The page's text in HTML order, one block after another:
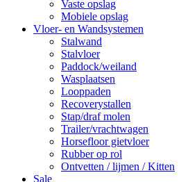
Vaste opslag
Mobiele opslag
Vloer- en Wandsystemen
Stalwand
Stalvloer
Paddock/weiland
Wasplaatsen
Looppaden
Recoverystallen
Stap/draf molen
Trailer/vrachtwagen
Horsefloor gietvloer
Rubber op rol
Ontvetten / lijmen / Kitten
Sale